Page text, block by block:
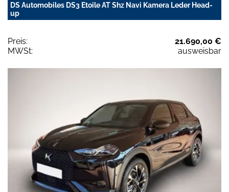
DS Automobiles DS3 Etoile AT Shz Navi Kamera Leder Head-
up
Preis:
21.690,00 €
MWSt:
ausweisbar